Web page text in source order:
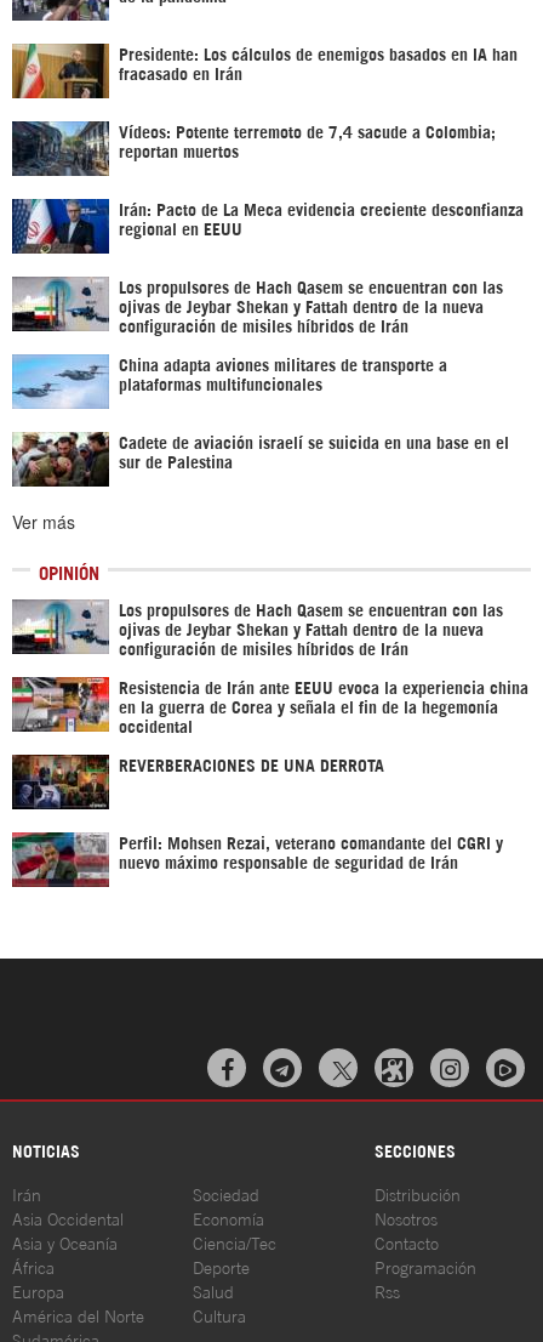
Presidente: Los cálculos de enemigos basados en IA han
fracasado en Irán
Vídeos: Potente terremoto de 7,4 sacude a Colombia;
reportan muertos
Irán: Pacto de La Meca evidencia creciente desconfianza
regional en EEUU
Los propulsores de Hach Qasem se encuentran con las
ojivas de Jeybar Shekan y Fattah dentro de la nueva
configuración de misiles híbridos de Irán
China adapta aviones militares de transporte a
plataformas multifuncionales
Cadete de aviación israelí se suicida en una base en el
sur de Palestina
Ver más
OPINIÓN
Los propulsores de Hach Qasem se encuentran con las
ojivas de Jeybar Shekan y Fattah dentro de la nueva
configuración de misiles híbridos de Irán
Resistencia de Irán ante EEUU evoca la experiencia china
en la guerra de Corea y señala el fin de la hegemonía
occidental
REVERBERACIONES DE UNA DERROTA
Perfil: Mohsen Rezai, veterano comandante del CGRI y
nuevo máximo responsable de seguridad de Irán
  
NOTICIAS SECCIONES
Irán
Asia Occidental
Asia y Oceanía
África
Europa
América del Norte
Sudamérica
Sociedad
Economía
Ciencia/Tec
Deporte
Salud
Cultura
Distribución
Nosotros
Contacto
Programación
Rss